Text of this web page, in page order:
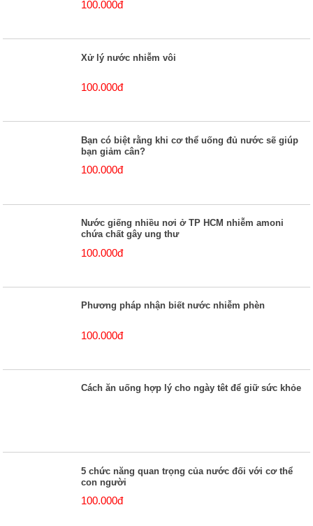
100.000đ
Xử lý nước nhiễm vôi
100.000đ
Bạn có biệt rằng khi cơ thể uống đủ nước sẽ giúp
bạn giảm cân?
100.000đ
Nước giếng nhiều nơi ở TP HCM nhiễm amoni
chứa chất gây ung thư
100.000đ
Phương pháp nhận biết nước nhiễm phèn
100.000đ
Cách ăn uống hợp lý cho ngày têt để giữ sức khỏe
5 chức năng quan trọng của nước đối với cơ thể
con người
100.000đ